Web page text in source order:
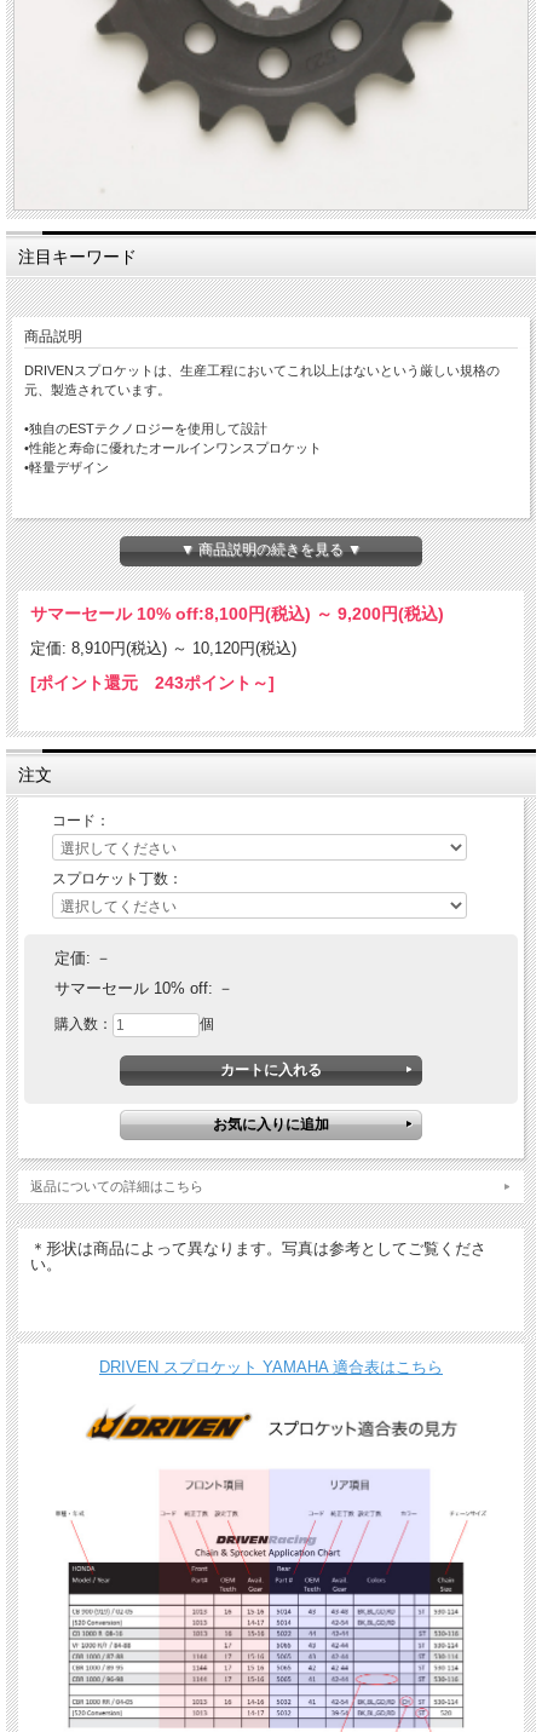
注目キーワード
商品説明
DRIVENスプロケットは、生産工程においてこれ以上はないという厳しい規格の
元、製造されています。
•独自のESTテクノロジーを使用して設計
•性能と寿命に優れたオールインワンスプロケット
•軽量デザイン
適合車種：
FZR 600 / 89-90
FZR 600 / 91-93
FZR 600 / 94-99
FZS 600 (Fazer) / 98-03
FZ 6 (Fazer) / 04-05
FZ 6 / 04-09
YZF R6 / 99-05
FZ 750 / 87-90
FZ 750 / 91
FZR 750 / 87
FZR 750 (OW01) / 89-92
YZF 750 / 93-97
YZF R7 / 99-01
FZR 1000 / 87-88
FZR 1000 (Exup) / 87-88
FZR 1000 (Exup) / 98-95
FZS 1000 (FZ1) / 01-05
YZF 1000 (Thunder Ace) / 96-02
YZF R1 / 98-05
YZF R1 LE / 06
YZF R1 / 08
▼ 商品説明の続きを見る ▼
サマーセール 10% off:8,100円(税込) ～ 9,200円(税込)
定価: 8,910円(税込) ～ 10,120円(税込)
[ポイント還元 243ポイント～]
注文
コード：
スプロケット丁数：
定価: －
サマーセール 10% off: －
購入数： 個
返品についての詳細はこちら
＊形状は商品によって異なります。写真は参考としてご覧くださ
い。
DRIVEN スプロケット YAMAHA 適合表はこちら